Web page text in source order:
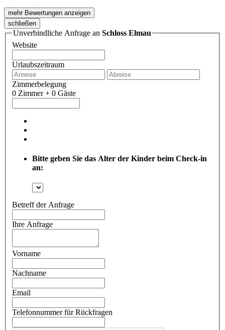
mehr Bewertungen anzeigen
schließen
Unverbindliche Anfrage an Schloss Elmau
Website
Urlaubszeitraum
Zimmerbelegung
0 Zimmer + 0 Gäste
Bitte geben Sie das Alter der Kinder beim Check-in
an:
Betreff der Anfrage
Ihre Anfrage
Vorname
Nachname
Email
Telefonnummer für Rückfragen